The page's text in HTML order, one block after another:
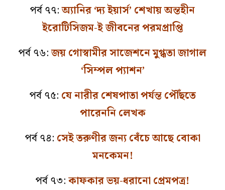
পর্ব ৭৭:অ্যানির ‘দ্য ইয়ার্স’ শেখায় অন্তহীন
ইরোটিসিজম-ই জীবনের পরমপ্রাপ্তি
পর্ব ৭৬:জয় গোস্বামীর সাজেশনে মুগ্ধতা জাগাল
‘সিম্পল প্যাশন’
পর্ব ৭৫: যে নারীর শেষপাতা পর্যন্ত পৌঁছতে
পারেননি লেখক
পর্ব ৭৪: সেই তরুণীর জন্য বেঁচে আছে বোকা
মনকেমন!
পর্ব ৭৩:কাফকার ভয়-ধরানো প্রেমপত্র!